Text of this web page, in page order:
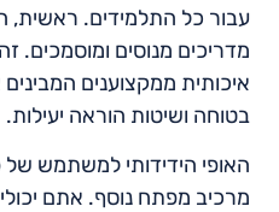
עבור כל התלמידים.
מדריכים מנוסים
איכותית ממקצוענים
בטוחה ושיטות הוראה יעילות.
האופי הידידותי למשתמש של
מרכיב מפתח נוסף. אתם